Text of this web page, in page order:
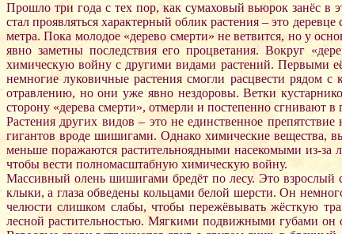
Прошло три года с тех пор, как сумаховый вьюрок занёс в
стал проявляться характерный облик растения – это
метра. Пока молодое «дерево смерти» не ветвится, но у
явно заметны последствия его процветания. Вокруг
химическую войну с другими видами растений. Первыми
немногие луковичные растения смогли расцвести рядом
отравлению, но они уже явно нездоровы. Ветки
сторону «дерева смерти», отмерли и постепенно сгнивают
Растения других видов – это не единственное
гигантов вроде шишигами. Однако химические вещества,
меньше поражаются растительноядными насекомыми из-за
чтобы вести полномасштабную химическую войну.
Массивный олень шишигами бредёт по лесу. Это
клыки, а глаза обведены кольцами белой шерсти. Он
челюсти слишком слабы, чтобы пережёвывать жёсткую
лесной растительностью. Мягкими подвижными губами он